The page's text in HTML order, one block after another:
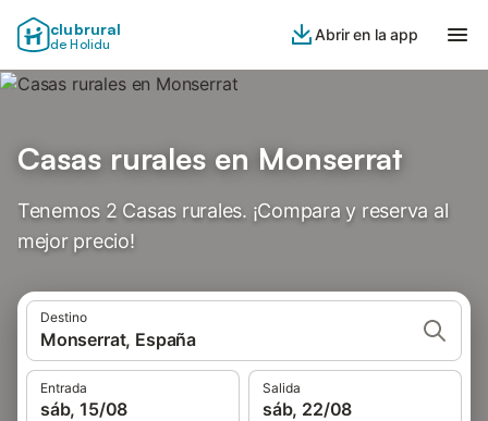
clubrural
de Holidu
Abrir en la app
Casas rurales en Monserrat
Tenemos 2 Casas rurales. ¡Compara y reserva al
mejor precio!
Destino
Monserrat, España
Entrada
sáb, 15/08
Salida
sáb, 22/08